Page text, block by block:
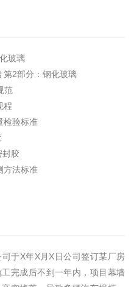
玻璃
2部分：钢化玻璃
范
程
检验标准
封胶
方法标准
于X年X月X日公司签订某厂房
完成后不到一年内，项目幕墙